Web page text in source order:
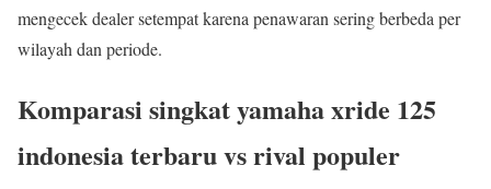
mengecek dealer setempat karena penawaran sering berbeda per
wilayah dan periode.
Komparasi singkat yamaha xride 125
indonesia terbaru vs rival populer